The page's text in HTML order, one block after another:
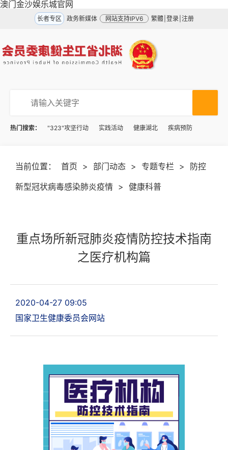
澳门金沙娱乐城官网
长者专区 政务新媒体 网站支持IPV6 繁體 登录 注册
热门搜索： "323"攻坚行动 实践活动 健康湖北 疾病预防
当前位置： 首页 > 部门动态 > 专题专栏 >
防控
新型冠状病毒感染肺炎疫情 > 健康科普
重点场所新冠肺炎疫情防控技术指南
之医疗机构篇
2020-04-27 09:05
国家卫生健康委员会网站